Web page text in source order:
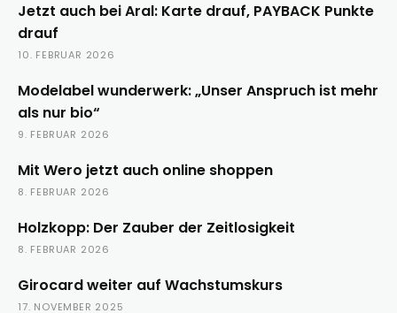
Jetzt auch bei Aral: Karte drauf, PAYBACK Punkte
drauf
10. FEBRUAR 2026
Modelabel wunderwerk: „Unser Anspruch ist mehr
als nur bio“
9. FEBRUAR 2026
Mit Wero jetzt auch online shoppen
8. FEBRUAR 2026
Holzkopp: Der Zauber der Zeitlosigkeit
8. FEBRUAR 2026
Girocard weiter auf Wachstumskurs
17. NOVEMBER 2025